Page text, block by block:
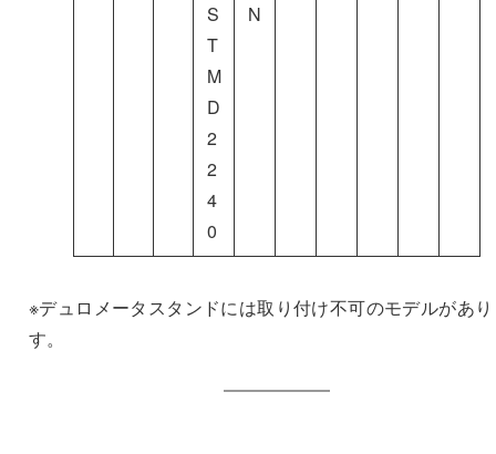
S
T
M
D
2
2
4
0
N
※デュロメータスタンドには取り付け不可のモデルがあ
す。